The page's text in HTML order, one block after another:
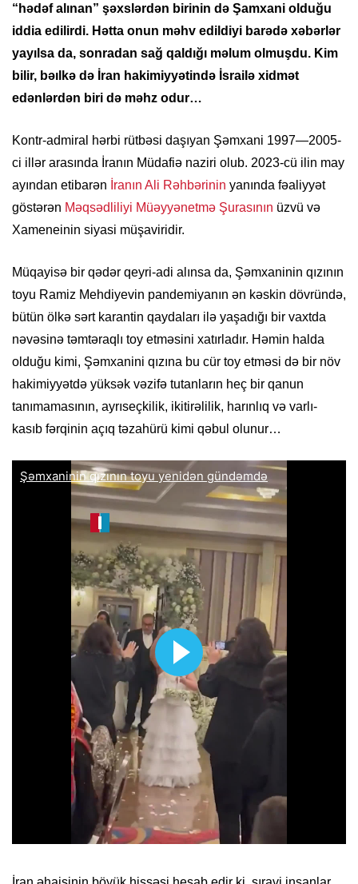
“hədəf alınan” şəxslərdən birinin də Şamxani olduğu
iddia edilirdi. Hətta onun məhv edildiyi barədə xəbərlər
yayılsa da, sonradan sağ qaldığı məlum olmuşdu. Kim
bilir, bəılkə də İran hakimiyyətində İsrailə xidmət
edənlərdən biri də məhz odur…
Kontr-admiral hərbi rütbəsi daşıyan Şəmxani 1997—2005-
ci illər arasında İranın Müdafiə naziri olub. 2023-cü ilin may
ayından etibarən İranın Ali Rəhbərinin yanında fəaliyyət
göstərən Məqsədliliyi Müəyyənetmə Şurasının üzvü və
Xameneinin siyasi müşaviridir.
Müqayisə bir qədər qeyri-adi alınsa da, Şəmxaninin qızının
toyu Ramiz Mehdiyevin pandemiyanın ən kəskin dövründə,
bütün ölkə sərt karantin qaydaları ilə yaşadığı bir vaxtda
nəvəsinə təmtəraqlı toy etməsini xatırladır. Həmin halda
olduğu kimi, Şəmxanini qızına bu cür toy etməsi də bir növ
hakimiyyətdə yüksək vəzifə tutanların heç bir qanun
tanımamasının, ayrıseçkilik, ikitirəlilik, harınlıq və varlı-
kasıb fərqinin açıq təzahürü kimi qəbul olunur…